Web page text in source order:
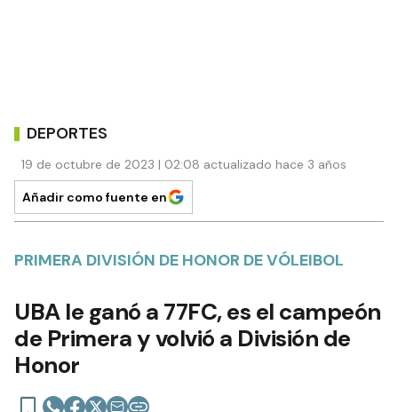
DEPORTES
19 de octubre de 2023 | 02:08 actualizado hace 3 años
Añadir como fuente en
PRIMERA DIVISIÓN DE HONOR DE VÓLEIBOL
UBA le ganó a 77FC, es el campeón
de Primera y volvió a División de
Honor